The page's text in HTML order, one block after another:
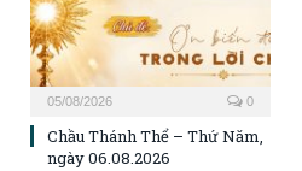
05/08/2026 0
Chầu Thánh Thể – Thứ Năm,
ngày 06.08.2026